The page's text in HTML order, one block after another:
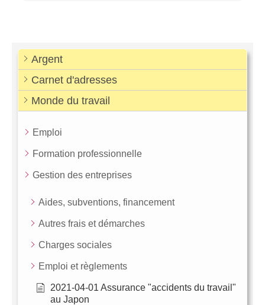
Argent
Carnet d'adresses
Monde du travail
Emploi
Formation professionnelle
Gestion des entreprises
Aides, subventions, financement
Autres frais et démarches
Charges sociales
Emploi et règlements
2021-04-01 Assurance "accidents du travail"
au Japon